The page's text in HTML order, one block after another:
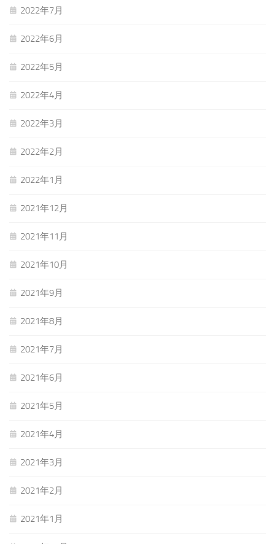
2022年7月
2022年6月
2022年5月
2022年4月
2022年3月
2022年2月
2022年1月
2021年12月
2021年11月
2021年10月
2021年9月
2021年8月
2021年7月
2021年6月
2021年5月
2021年4月
2021年3月
2021年2月
2021年1月